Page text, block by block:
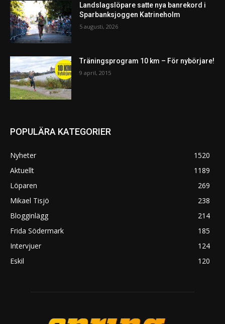
Landslagslöpare satte nya banrekord i
Sparbanksjoggen Katrineholm
5 augusti, 2026
Träningsprogram 10 km – För nybörjare!
9 april, 2015
POPULÄRA KATEGORIER
Nyheter
1520
Aktuellt
1189
Löparen
269
Mikael Tisjö
238
Blogginlägg
214
Frida Södermark
185
Intervjuer
124
Eskil
120